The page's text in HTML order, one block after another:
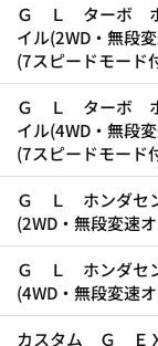
Ｇ Ｌ ターボ ホ
イル(2WD・無段
(7スピードモード
Ｇ Ｌ ターボ ホ
イル(4WD・無段
(7スピードモード
Ｇ Ｌ ホンダセ
(2WD・無段変速
Ｇ Ｌ ホンダセ
(4WD・無段変速
カスタム Ｇ Ｅ